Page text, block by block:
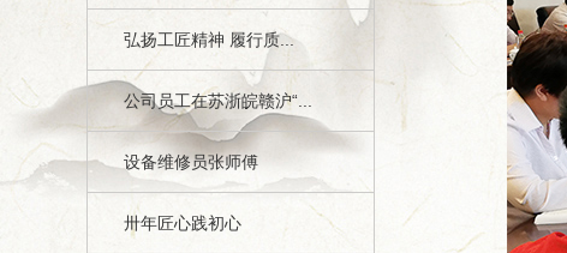
弘扬工匠精神 履行质...
公司员工在苏浙皖赣沪“...
设备维修员张师傅
卅年匠心践初心